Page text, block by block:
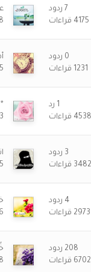
7 ردود
4175 قراءات
18
0 ردود
1231 قراءات
15
1 رد
4538 قراءات
3 نوفمبر, 2016
3 ردود
3482 قراءات
5 سبتمبر, 2016
4 ردود
2973 قراءات
16
208 ردود
قراءات
8 أغسطس, 2016